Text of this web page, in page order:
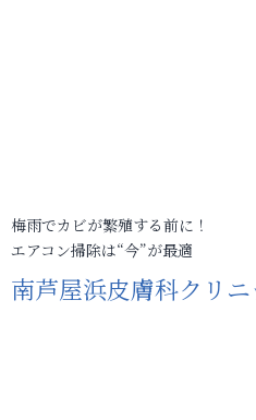
梅雨でカビが繁殖する前に！
エアコン掃除は“今”が最適
南芦屋浜皮膚科クリニ